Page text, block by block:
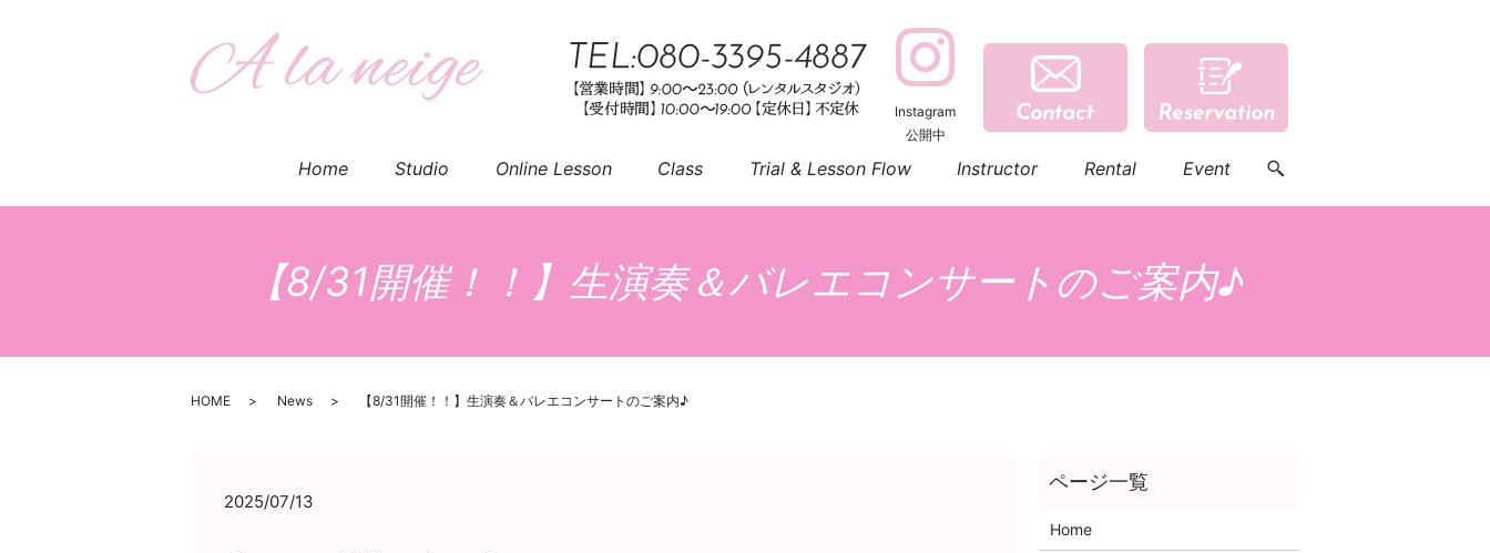
Instagram
公開中
Home Studio Online Lesson Class Trial & Lesson Flow Instructor Rental Event
【8/31開催！！】生演奏＆バレエコンサートのご案内♪
HOME News 【8/31開催！！】生演奏＆バレエコンサートのご案内♪
2025/07/13
Home